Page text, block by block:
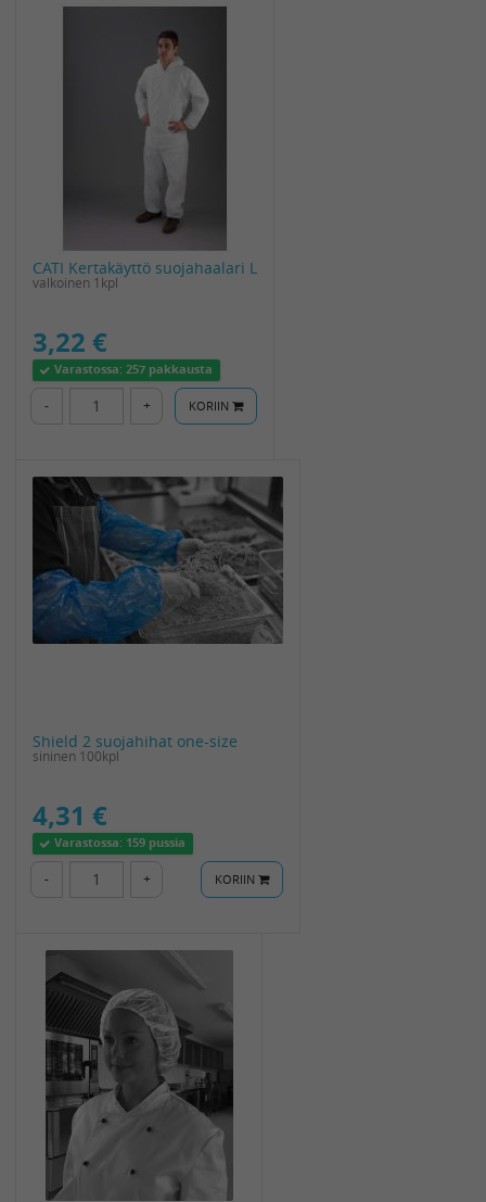
CATI Kertakäyttö suojahaalari L
valkoinen 1kpl
3,22 €
Varastossa:257 pakkausta
- + KORIIN
Shield 2 suojahihat one-size
sininen 100kpl
4,31 €
Varastossa: 159 pussia
- + KORIIN